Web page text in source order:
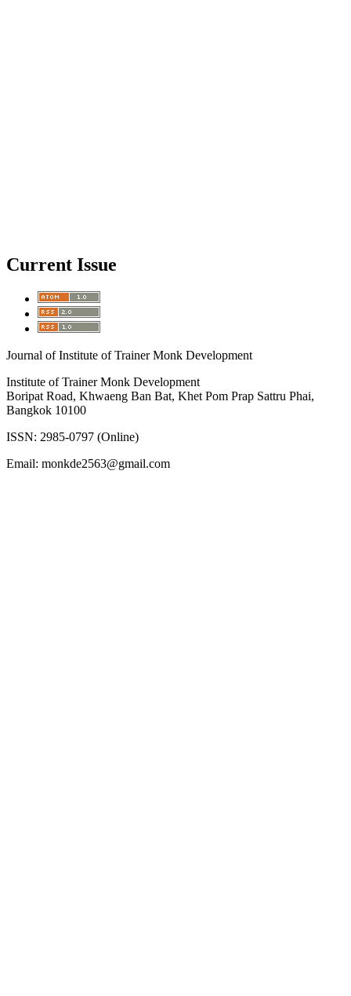
Current Issue
Journal of Institute of Trainer Monk Development
Institute of Trainer Monk Development
Boripat Road, Khwaeng Ban Bat, Khet Pom Prap Sattru Phai,
Bangkok 10100
ISSN: 2985-0797 (Online)
Email: monkde2563@gmail.com